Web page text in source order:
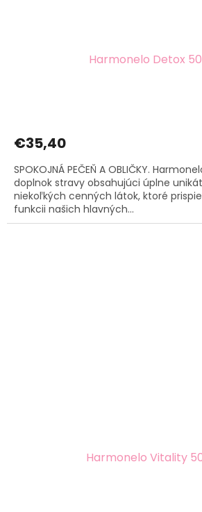
Harmonelo Detox
€35,40
SPOKOJNÁ PEČEŇ A OBLIČKY.
doplnok stravy obsahujúci úplne
niekoľkých cenných látok, ktoré
funkcii našich hlavných...
Harmonelo Vitality